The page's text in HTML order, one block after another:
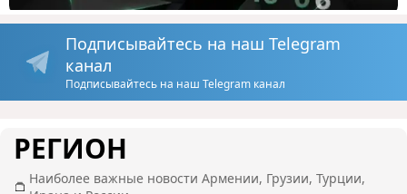
Подписывайтесь на наш Telegram
канал
Подписывайтесь на наш Telegram канал
РЕГИОН
Наиболее важные новости Армении, Грузии, Турции,